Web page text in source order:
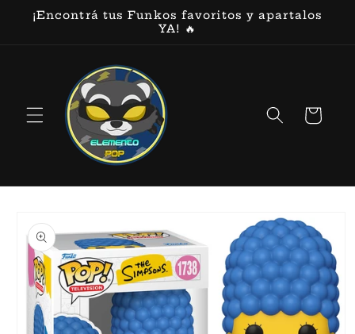
directamente
¡Encontrá tus Funkos favoritos y apartalos
YA! 🔥
Carrito
información
del producto